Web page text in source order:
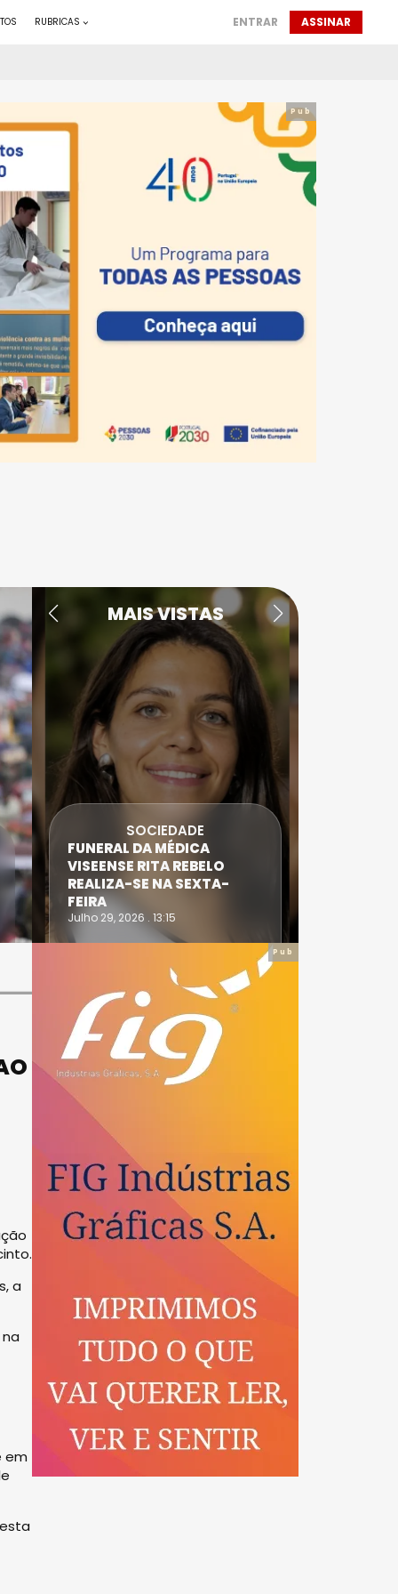
RUBRICAS ENTRAR ASSINAR
Pub
a
em
MAIS VISTAS
SOCIEDADE
FUNERAL DA MÉDICA
VISEENSE RITA REBELO
REALIZA-SE NA SEXTA-
FEIRA
Julho 29, 2026 . 13:15
Pub